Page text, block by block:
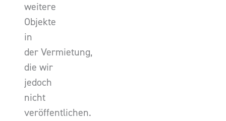
weitere
Objekte
in
der Vermietung,
die wir
jedoch
nicht
veröffentlichen.